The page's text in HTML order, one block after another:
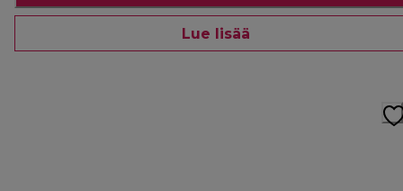
Lue lisää